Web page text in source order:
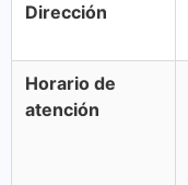
Dirección
Horario de
atención